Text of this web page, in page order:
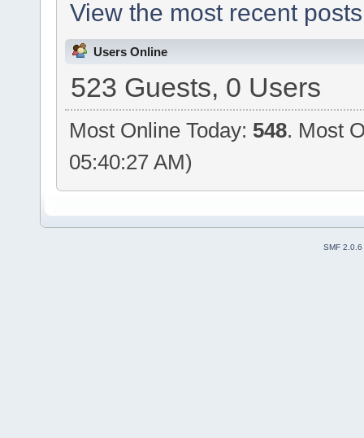
View the most recent
Users Online
523 Guests, 0 Users
Most Online Today: 548. Most
05:40:27 AM)
SMF 2.0.6